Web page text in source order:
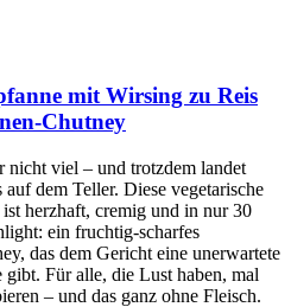
mit Wirsing zu Reis
Chutney
nicht viel – und trotzdem landet
dem Teller. Diese vegetarische
herzhaft, cremig und in nur 30
ein fruchtig-scharfes
das dem Gericht eine unerwartete
gibt. Für alle, die Lust haben, mal
– und das ganz ohne Fleisch.